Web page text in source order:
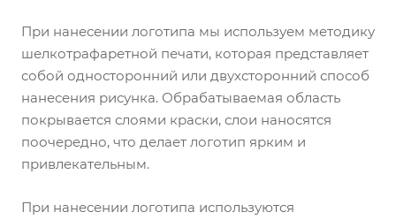
При нанесении логотипа мы используем методику
шелкотрафаретной печати, которая представляет
собой односторонний или двухсторонний способ
нанесения рисунка. Обрабатываемая область
покрывается слоями краски, слои наносятся
поочередно, что делает логотип ярким и
привлекательным.
При нанесении логотипа используются